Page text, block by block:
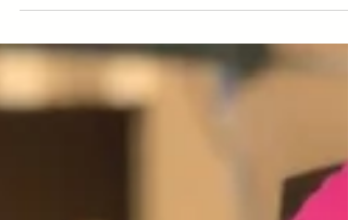
It is true that children swim less as days get
swimming much then. Why? Because it means